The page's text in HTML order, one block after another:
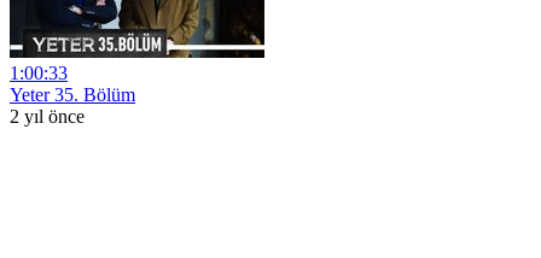
1:00:33
Yeter 35. Bölüm
2 yıl önce